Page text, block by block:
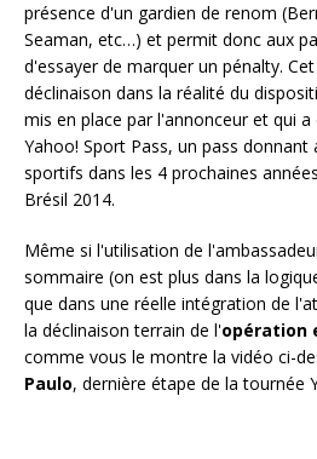
présence d'un gardien de renom
Seaman, etc…) et permit donc aux
d'essayer de marquer un pénalty.
déclinaison dans la réalité du
mis en place par l'annonceur et qui
Yahoo! Sport Pass, un pass donnant
sportifs dans les 4 prochaines
Brésil 2014.
Même si l'utilisation de
sommaire (on est plus dans la
que dans une réelle intégration de
la déclinaison terrain de l'opération
comme vous le montre la vidéo ci-
Paulo, dernière étape de la tournée